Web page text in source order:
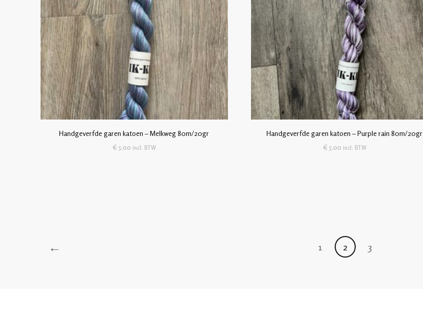
Handgeverfde garen katoen – Melkweg 80m/20gr
€ 5,00 incl. BTW
Handgeverfde garen katoen – Purple rain 80m/20gr
€ 5,00 incl. BTW
← 1 2 3